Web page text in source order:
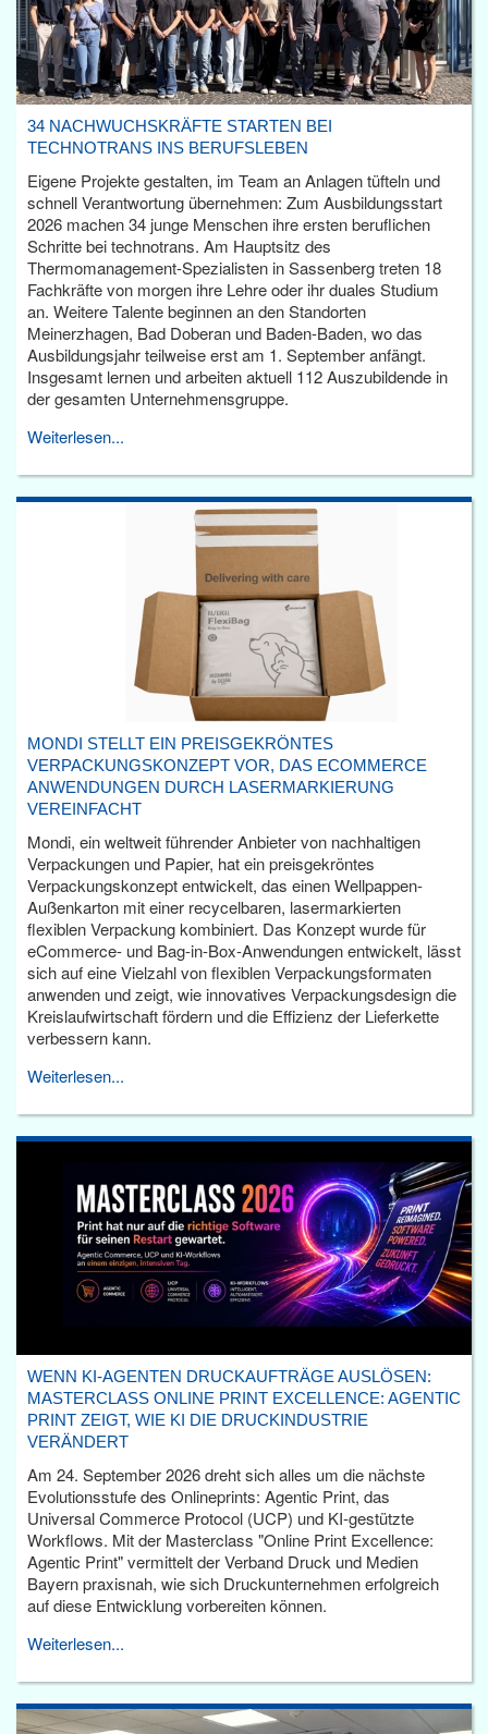
34 NACHWUCHSKRÄFTE STARTEN BEI
TECHNOTRANS INS BERUFSLEBEN
Eigene Projekte gestalten, im Team an Anlagen tüfteln und
schnell Verantwortung übernehmen: Zum Ausbildungsstart
2026 machen 34 junge Menschen ihre ersten beruflichen
Schritte bei technotrans. Am Hauptsitz des
Thermomanagement-Spezialisten in Sassenberg treten 18
Fachkräfte von morgen ihre Lehre oder ihr duales Studium
an. Weitere Talente beginnen an den Standorten
Meinerzhagen, Bad Doberan und Baden-Baden, wo das
Ausbildungsjahr teilweise erst am 1. September anfängt.
Insgesamt lernen und arbeiten aktuell 112 Auszubildende in
der gesamten Unternehmensgruppe.
Weiterlesen...
MONDI STELLT EIN PREISGEKRÖNTES
VERPACKUNGSKONZEPT VOR, DAS ECOMMERCE
ANWENDUNGEN DURCH LASERMARKIERUNG
VEREINFACHT
Mondi, ein weltweit führender Anbieter von nachhaltigen
Verpackungen und Papier, hat ein preisgekröntes
Verpackungskonzept entwickelt, das einen Wellpappen-
Außenkarton mit einer recycelbaren, lasermarkierten
flexiblen Verpackung kombiniert. Das Konzept wurde für
eCommerce- und Bag-in-Box-Anwendungen entwickelt, lässt
sich auf eine Vielzahl von flexiblen Verpackungsformaten
anwenden und zeigt, wie innovatives Verpackungsdesign die
Kreislaufwirtschaft fördern und die Effizienz der Lieferkette
verbessern kann.
Weiterlesen...
WENN KI-AGENTEN DRUCKAUFTRÄGE AUSLÖSEN:
MASTERCLASS ONLINE PRINT EXCELLENCE: AGENTIC
PRINT ZEIGT, WIE KI DIE DRUCKINDUSTRIE
VERÄNDERT
Am 24. September 2026 dreht sich alles um die nächste
Evolutionsstufe des Onlineprints: Agentic Print, das
Universal Commerce Protocol (UCP) und KI-gestützte
Workflows. Mit der Masterclass "Online Print Excellence:
Agentic Print" vermittelt der Verband Druck und Medien
Bayern praxisnah, wie sich Druckunternehmen erfolgreich
auf diese Entwicklung vorbereiten können.
Weiterlesen...